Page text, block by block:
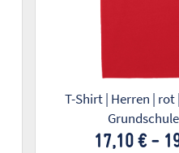
T-Shirt | Herren | rot
17,10 € -